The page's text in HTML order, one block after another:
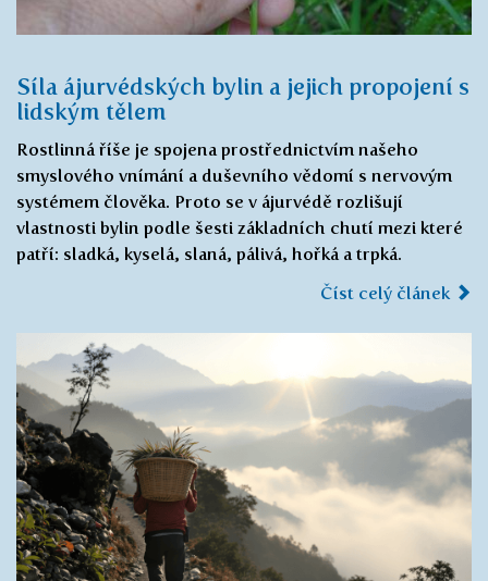
Síla ájurvédských bylin a jejich propojení s
lidským tělem
Rostlinná říše je spojena prostřednictvím našeho
smyslového vnímání a duševního vědomí s nervovým
systémem člověka. Proto se v ájurvédě rozlišují
vlastnosti bylin podle šesti základních chutí mezi které
patří: sladká, kyselá, slaná, pálivá, hořká a trpká.
Číst celý článek